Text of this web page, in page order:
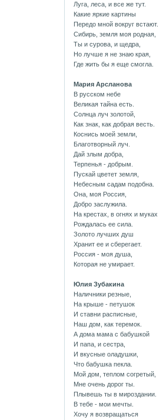
Луга, леса, и все же тут.
Какие яркие картины
Передо мной вокруг встают.
Сибирь, земля моя родная,
Ты и сурова, и щедра,
Но лучше я не знаю края,
Где жить бы я еще смогла.
Мария Арсланова
В русском небе
Великая тайна есть.
Солнца луч золотой,
Как знак, как добрая весть.
Коснись моей земли,
Благотворный луч.
Дай злым добра,
Терпенья - добрым.
Пускай цветет земля,
Небесным садам подобна.
Она, моя Россия,
Добро заслужила.
На крестах, в огнях и муках
Рождалась ее сила.
Золото лучших душ
Хранит ее и сберегает.
Россия - моя душа,
Которая не умирает.
Юлия Зубакина
Наличники резные,
На крыше - петушок
И ставни расписные,
Наш дом, как теремок.
А дома мама с бабушкой
И папа, и сестра,
И вкусные оладушки,
Что бабушка пекла.
Мой дом, теплом согретый,
Мне очень дорог ты.
Плывешь ты в мироздании.
В тебе - мои мечты.
Хочу я возвращаться